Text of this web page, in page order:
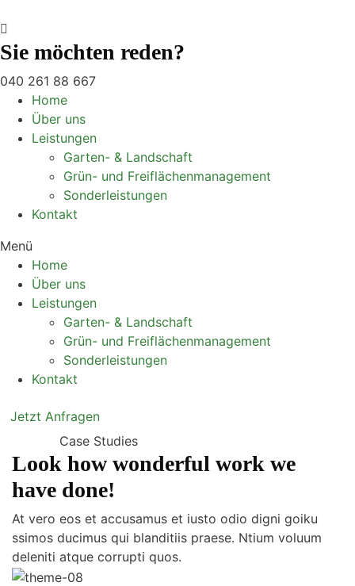
Sie möchten reden?
040 261 88 667
Home
Über uns
Leistungen
Garten- & Landschaft
Grün- und Freiflächenmanagement
Sonderleistungen
Kontakt
Menü
Home
Über uns
Leistungen
Garten- & Landschaft
Grün- und Freiflächenmanagement
Sonderleistungen
Kontakt
Jetzt Anfragen
Case Studies
Look how wonderful work we
have done!
At vero eos et accusamus et iusto odio digni goiku
ssimos ducimus qui blanditiis praese. Ntium voluum
deleniti atque corrupti quos.